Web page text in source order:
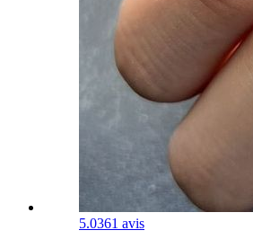
5.0361 avis